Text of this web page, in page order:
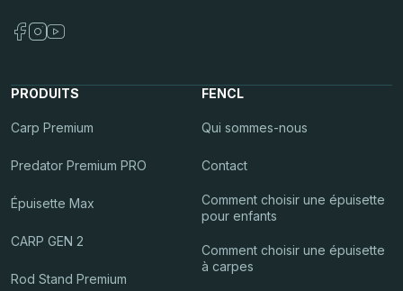
PRODUITS
Carp Premium
Predator Premium PRO
Épuisette Max
CARP GEN 2
Rod Stand Premium
FENCL
Qui sommes-nous
Contact
Comment choisir une épuisette
pour enfants
Comment choisir une épuisette
à carpes